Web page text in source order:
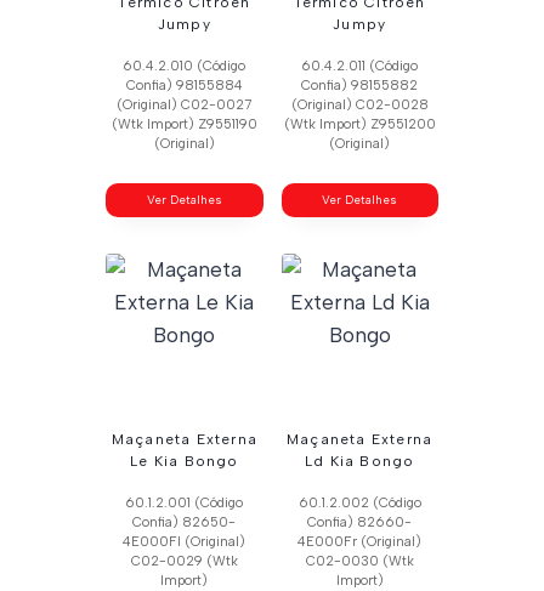
Jumpy
60.4.2.010 (Código
Confia) 98155884
(Original) C02-0027
(Wtk Import) Z9551190
(Original)
Ver Detalhes
Jumpy
60.4.2.011 (Código
Confia) 98155882
(Original) C02-0028
(Wtk Import) Z9551200
(Original)
Ver Detalhes
Maçaneta Externa
Le Kia Bongo
60.1.2.001 (Código
Confia) 82650-
4E000Fl (Original)
C02-0029 (Wtk
Import)
Maçaneta Externa
Ld Kia Bongo
60.1.2.002 (Código
Confia) 82660-
4E000Fr (Original)
C02-0030 (Wtk
Import)